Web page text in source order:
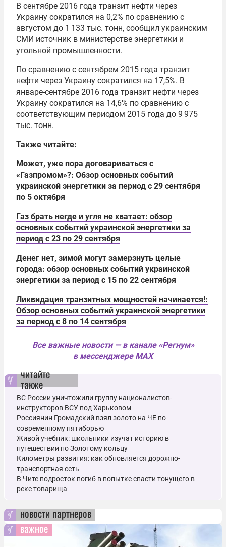
В сентябре 2016 года транзит нефти через
Украину сократился на 0,2% по сравнению с
августом до 1 133 тыс. тонн, сообщил украинским
СМИ источник в министерстве энергетики и
угольной промышленности.
По сравнению с сентябрем 2015 года транзит
нефти через Украину сократился на 17,5%. В
январе-сентябре 2016 года транзит нефти через
Украину сократился на 14,6% по сравнению с
соответствующим периодом 2015 года до 9 975
тыс. тонн.
Также читайте:
Может, уже пора договариваться с
«Газпромом»?: Обзор основных событий
украинской энергетики за период с 29 сентября
по 5 октября
Газ брать негде и угля не хватает: обзор
основных событий украинской энергетики за
период с 23 по 29 сентября
Денег нет, зимой могут замерзнуть целые
города: обзор основных событий украинской
энергетики за период с 15 по 22 сентября
Ликвидация транзитных мощностей начинается!:
Обзор основных событий украинской энергетики
за период с 8 по 14 сентября
Все важные новости — в канале «Регнум»
в мессенджере MAX
читайте
также
ВС России уничтожили группу националистов-
инструкторов ВСУ под Харьковом
Россиянин Громадский взял золото на ЧЕ по
современному пятиборью
Живой учебник: школьники изучат историю в
путешествии по Золотому кольцу
Километры развития: как обновляется дорожно-
транспортная сеть
В Чите подросток погиб в попытке спасти тонущего в
реке товарища
новости партнеров
важное